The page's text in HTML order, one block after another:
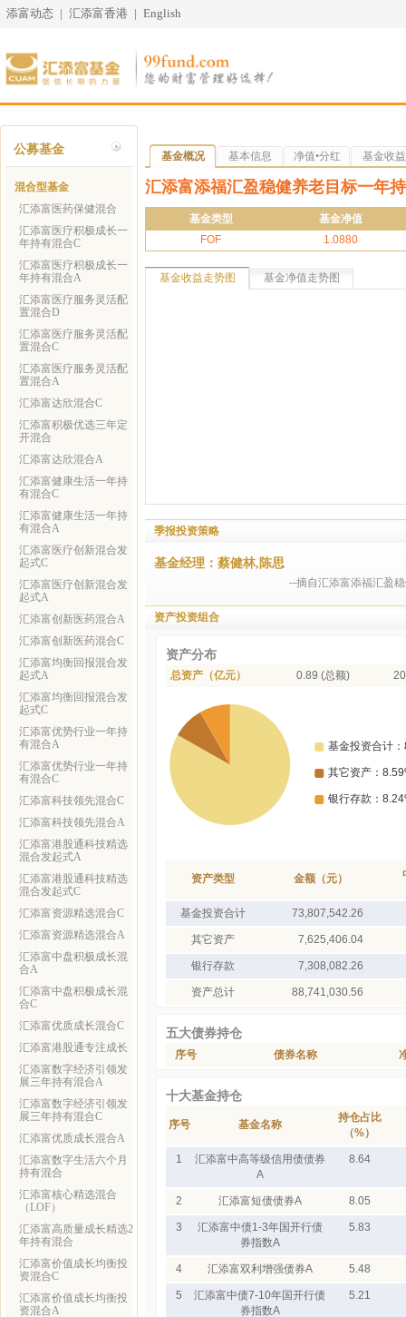
添富动态 | 汇添富香港 | English
公募基金
混合型基金
汇添富医药保健混合
汇添富医疗积极成长一
年持有混合C
汇添富医疗积极成长一
年持有混合A
汇添富医疗服务灵活配
置混合D
汇添富医疗服务灵活配
置混合C
汇添富医疗服务灵活配
置混合A
汇添富达欣混合C
汇添富积极优选三年定
开混合
汇添富达欣混合A
汇添富健康生活一年持
有混合C
汇添富健康生活一年持
有混合A
汇添富医疗创新混合发
起式C
汇添富医疗创新混合发
起式A
汇添富创新医药混合A
汇添富创新医药混合C
汇添富均衡回报混合发
起式A
汇添富均衡回报混合发
起式C
汇添富优势行业一年持
有混合A
汇添富优势行业一年持
有混合C
汇添富科技领先混合C
汇添富科技领先混合A
汇添富港股通科技精选
混合发起式A
汇添富港股通科技精选
混合发起式C
汇添富资源精选混合C
汇添富资源精选混合A
汇添富中盘积极成长混
合A
汇添富中盘积极成长混
合C
汇添富优质成长混合C
汇添富港股通专注成长
汇添富数字经济引领发
展三年持有混合A
汇添富数字经济引领发
展三年持有混合C
汇添富优质成长混合A
汇添富数字生活六个月
持有混合
汇添富核心精选混合
（LOF）
汇添富高质量成长精选2
年持有混合
汇添富价值成长均衡投
资混合C
汇添富价值成长均衡投
资混合A
基金概况 基本信息 净值•分红 基金收益
汇添富添福汇盈稳健养老目标一年
基金类型
基金净值
FOF
1.0880
基金收益走势图 基金净值走势图
季报投资策略
基金经理：蔡健林,陈思
--摘自汇添富添福汇盈
资产投资组合
资产分布
总资产（亿元） 0.89 (总额)
资产类型 金额（元）
基金投资合计 73,807,542.26
其它资产 7,625,406.04
银行存款 7,308,082.26
资产总计 88,741,030.56
五大债券持仓
序号 债券名称
十大基金持仓
序号 基金名称
持仓占比
（%）
1
汇添富中高等级信用债债券
A
8.64
2 汇添富短债债券A 8.05
3
汇添富中债1-3年国开行债
券指数A
5.83
4 汇添富双利增强债券A 5.48
5
汇添富中债7-10年国开行债
券指数A
5.21